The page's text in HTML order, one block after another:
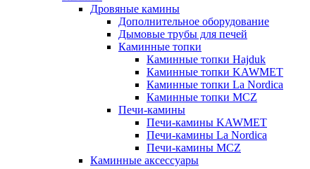
Дровяные камины
Дополнительное оборудование
Дымовые трубы для печей
Каминные топки
Каминные топки Hajduk
Каминные топки KAWMET
Каминные топки La Nordica
Каминные топки MCZ
Печи-камины
Печи-камины KAWMET
Печи-камины La Nordica
Печи-камины MCZ
Каминные аксессуары